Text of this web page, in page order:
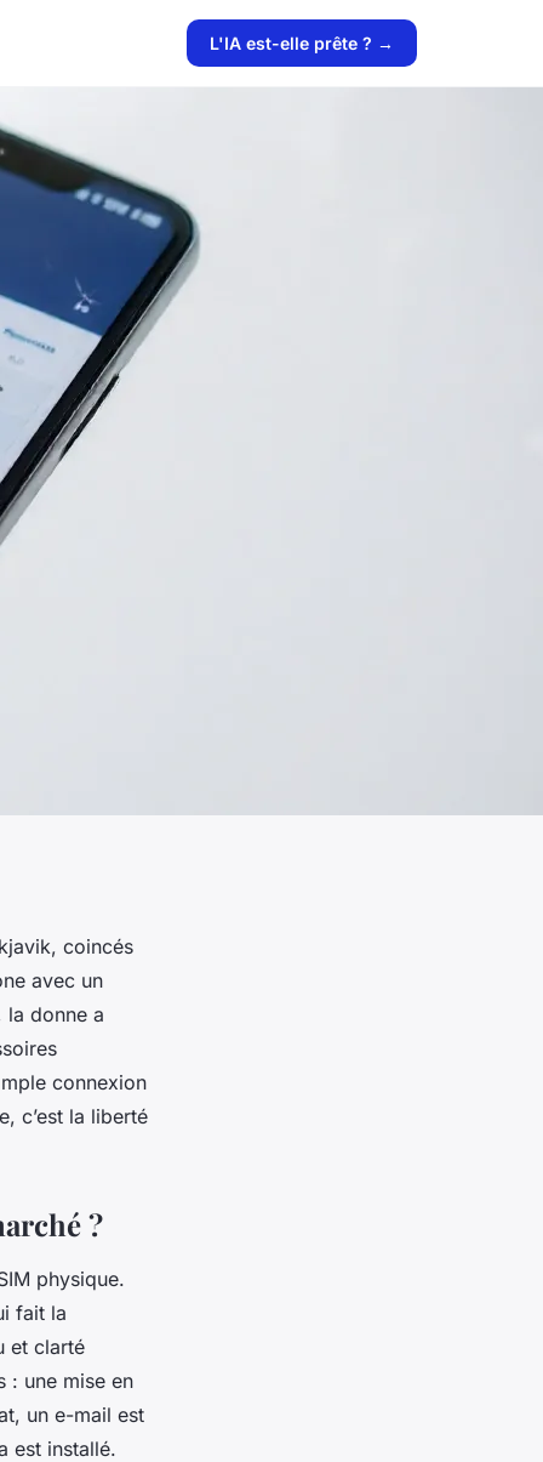
L'IA est-elle prête ? →
coincés
avec un
la donne a
connexion
c’est la liberté
?
physique.
fait la
et clarté
: une mise en
un e-mail est
est installé.